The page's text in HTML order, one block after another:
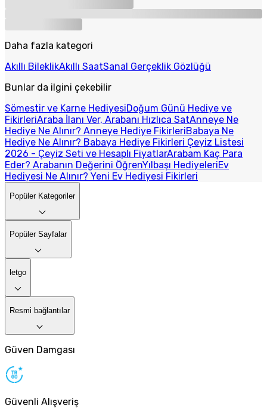
Daha fazla kategori
Akıllı BileklikAkıllı SaatSanal Gerçeklik Gözlüğü
Bunlar da ilgini çekebilir
Sömestir ve Karne HediyesiDoğum Günü Hediye ve
FikirleriAraba İlanı Ver, Arabanı Hızlıca SatAnneye Ne
Hediye Ne Alınır? Anneye Hediye FikirleriBabaya Ne
Hediye Ne Alınır? Babaya Hediye Fikirleri Çeyiz Listesi
2026 - Çeyiz Seti ve Hesaplı FiyatlarArabam Kaç Para
Eder? Arabanın Değerini ÖğrenYılbaşı HediyeleriEv
Hediyesi Ne Alınır? Yeni Ev Hediyesi Fikirleri
Popüler Kategoriler
Popüler Sayfalar
letgo
Resmi bağlantılar
Güven Damgası
Güvenli Alışveriş